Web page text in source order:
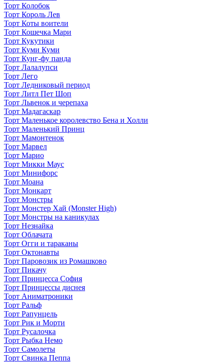
Торт Колобок
Торт Король Лев
Торт Коты воители
Торт Кошечка Мари
Торт Кукутики
Торт Куми Куми
Торт Кунг-фу панда
Торт Лалалупси
Торт Лего
Торт Ледниковый период
Торт Литл Пет Шоп
Торт Львенок и черепаха
Торт Мадагаскар
Торт Маленькое королевство Бена и Холли
Торт Маленький Принц
Торт Мамонтенок
Торт Марвел
Торт Марио
Торт Микки Маус
Торт Минифорс
Торт Моана
Торт Монкарт
Торт Монстры
Торт Монстер Хай (Monster High)
Торт Монстры на каникулах
Торт Незнайка
Торт Облачата
Торт Огги и тараканы
Торт Октонавты
Торт Паровозик из Ромашково
Торт Пикачу
Торт Принцесса София
Торт Принцессы диснея
Торт Аниматроники
Торт Ральф
Торт Рапунцель
Торт Рик и Морти
Торт Русалочка
Торт Рыбка Немо
Торт Самолеты
Торт Свинка Пеппа